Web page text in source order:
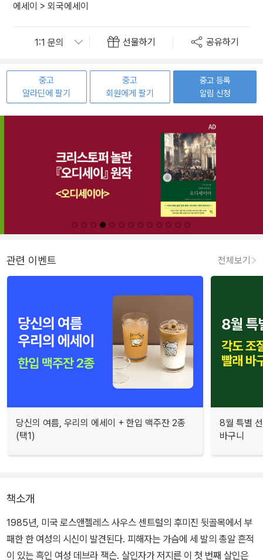
에세이 > 외국에세이
선물하기 공유하기
중고
알라딘에 팔기
중고
회원에게 팔기
중고 등록
알림 신청
관련 이벤트 전체보기
당신의 여름, 우리의 에세이 + 한입 맥주잔 2종
(택1)
8월 특별
바구니
책소개
1985년, 미국 로스앤젤레스 사우스 센트럴의 후미진 뒷골목에서 부
패한 한 여성의 시신이 발견된다. 피해자는 가슴에 세 발의 총알 흔적
이 있는 흑인 여성 데브라 잭슨. 살인자가 저지른 이 첫 번째 살인은